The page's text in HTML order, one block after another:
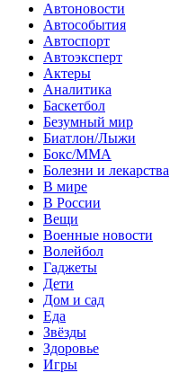
Автоновости
Автособытия
Автоспорт
Автоэксперт
Актеры
Аналитика
Баскетбол
Безумный мир
Биатлон/Лыжи
Бокс/MMA
Болезни и лекарства
В мире
В России
Вещи
Военные новости
Волейбол
Гаджеты
Дети
Дом и сад
Еда
Звёзды
Здоровье
Игры